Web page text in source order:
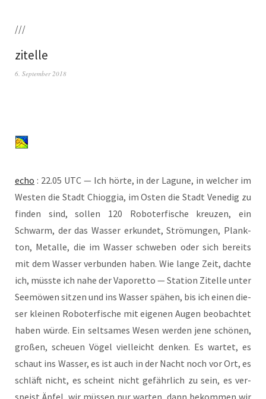
///
zitelle
6. September 2018
echo : 22.05 UTC — Ich hör­te, in der Lagu­ne, in wel­cher im
Wes­ten die Stadt Chiog­gia, im Osten die Stadt Vene­dig zu
fin­den sind, sol­len 120 Robo­ter­fi­sche kreu­zen, ein
Schwarm, der das Was­ser erkun­det, Strö­mun­gen, Plank­
ton, Metal­le, die im Was­ser schwe­ben oder sich bereits
mit dem Was­ser ver­bun­den haben. Wie lan­ge Zeit, dach­te
ich, müss­te ich nahe der Vapo­ret­to — Sta­ti­on Zitel­le unter
See­mö­wen sit­zen und ins Was­ser spä­hen, bis ich einen die­
ser klei­nen Robo­ter­fi­sche mit eige­nen Augen beob­ach­tet
haben wür­de. Ein selt­sa­mes Wesen wer­den jene schö­nen,
gro­ßen, scheu­en Vögel viel­leicht den­ken. Es war­tet, es
schaut ins Was­ser, es ist auch in der Nacht noch vor Ort, es
schläft nicht, es scheint nicht gefähr­lich zu sein, es ver­